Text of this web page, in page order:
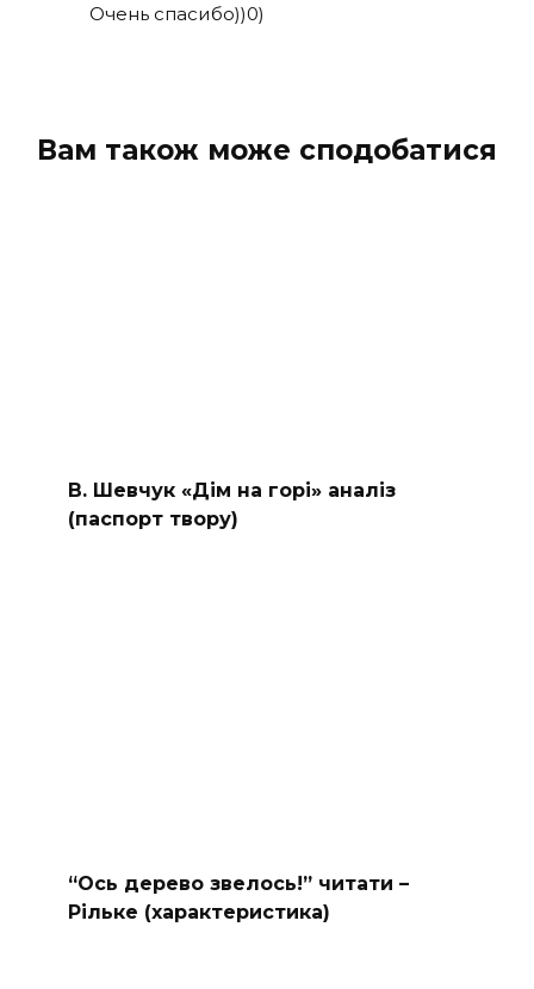
Очень спасибо))0)
Вам також може сподобатися
В. Шевчук «Дім на горі» аналіз
(паспорт твору)
“Ось дерево звелось!” читати –
Рільке (характеристика)